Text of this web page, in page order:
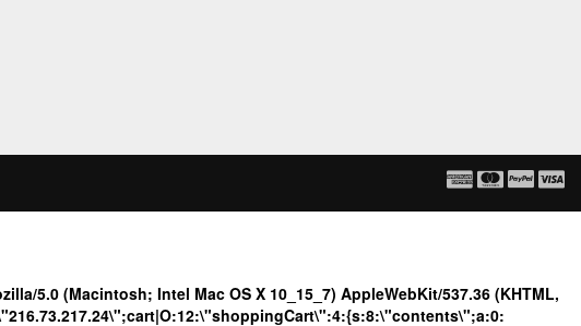
5.0 (Macintosh; Intel Mac OS X 10_15_7) AppleWebKit/537.36 (KHTML,